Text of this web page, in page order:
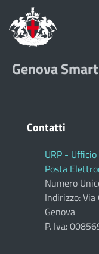
Genova Smart
Contatti
URP -
Posta
Numero
Indirizzo:
Genova
P. Iva: